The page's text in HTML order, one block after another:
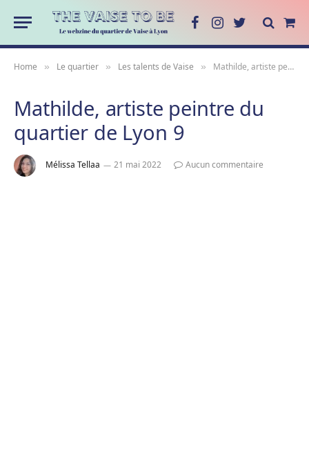
FacebookInstagram
Twitter
Cart
Home » Le quartier » Les talents de Vaise » Mathilde, artiste peintre du quartier de Lyon 9
Mathilde, artiste peintre du
quartier de Lyon 9
Mélissa Tellaa 21 mai 2022 Aucun commentaire